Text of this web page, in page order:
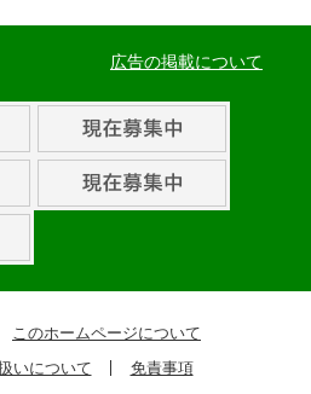
広告の掲載について
このホームページについて
いについて
免責事項